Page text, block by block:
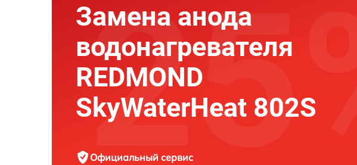
Замена анода
водонагревателя
REDMOND
SkyWaterHeat 802S
Официальный сервис